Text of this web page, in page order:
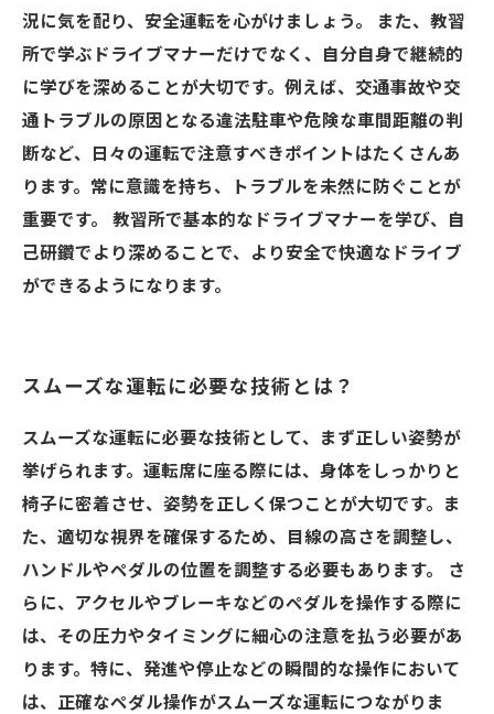
況に気を配り、安全運転を心がけましょう。 また、教習
所で学ぶドライブマナーだけでなく、自分自身で継続的
に学びを深めることが大切です。例えば、交通事故や交
通トラブルの原因となる違法駐車や危険な車間距離の判
断など、日々の運転で注意すべきポイントはたくさんあ
ります。常に意識を持ち、トラブルを未然に防ぐことが
重要です。 教習所で基本的なドライブマナーを学び、自
己研鑽でより深めることで、より安全で快適なドライブ
ができるようになります。
スムーズな運転に必要な技術とは？
スムーズな運転に必要な技術として、まず正しい姿勢が
挙げられます。運転席に座る際には、身体をしっかりと
椅子に密着させ、姿勢を正しく保つことが大切です。ま
た、適切な視界を確保するため、目線の高さを調整し、
ハンドルやペダルの位置を調整する必要もあります。 さ
らに、アクセルやブレーキなどのペダルを操作する際に
は、その圧力やタイミングに細心の注意を払う必要があ
ります。特に、発進や停止などの瞬間的な操作において
は、正確なペダル操作がスムーズな運転につながりま